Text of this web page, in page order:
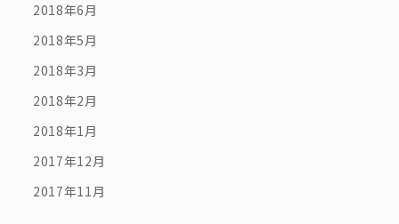
2018年6月
2018年5月
2018年3月
2018年2月
2018年1月
2017年12月
2017年11月